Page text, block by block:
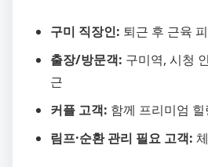
구미 직장인: 퇴근 후 근육
출장/방문객: 구미역, 시청
근
커플 고객: 함께 프리미엄
림프·순환 관리 필요 고객: